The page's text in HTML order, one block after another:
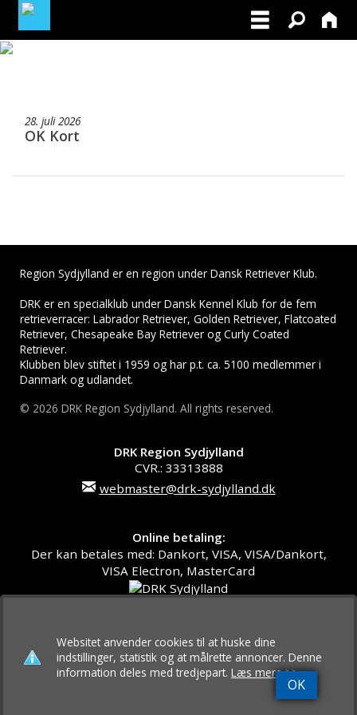
MINE TILMELDINGER
28. juli 2026
OK Kort
Region Sydjylland er en region under Dansk Retriever Klub.
DRK er en specialklub under Dansk Kennel Klub for de fem
retrieverracer: Labrador Retriever, Golden Retriever, Flatcoated
Retriever, Chesapeake Bay Retriever og Curly Coated
Retriever.
Klubben blev stiftet i 1959 og har p.t. ca. 5100 medlemmer i
Danmark og udlandet.
© 2026 DRK Region Sydjylland. All rights reserved.
DRK Region Sydjylland
CVR.: 33313888
webmaster@drk-sydjylland.dk
Online betaling:
Der kan betales med: Dankort, VISA, VISA/Dankort,
VISA Electron, MasterCard
OK
Websitet anvender cookies til at huske dine
indstillinger, statistik og at målrette annoncer. Denne
information deles med tredjepart. Læs mere >>